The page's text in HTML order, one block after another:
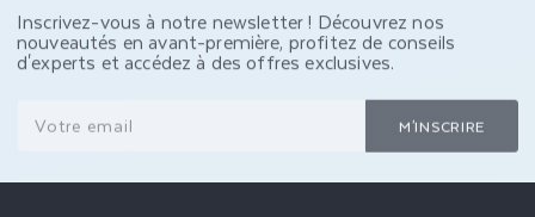
Inscrivez-vous à notre newsletter ! Découvrez nos
nouveautés en avant-première, profitez de conseils
d'experts et accédez à des offres exclusives.
Votre email M'INSCRIRE